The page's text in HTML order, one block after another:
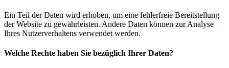
Ein Teil der Daten wird erhoben, um eine fehlerfreie Bereitstellung
der Website zu gewährleisten. Andere Daten können zur Analyse
Ihres Nutzerverhaltens verwendet werden.
Welche Rechte haben Sie bezüglich Ihrer Daten?